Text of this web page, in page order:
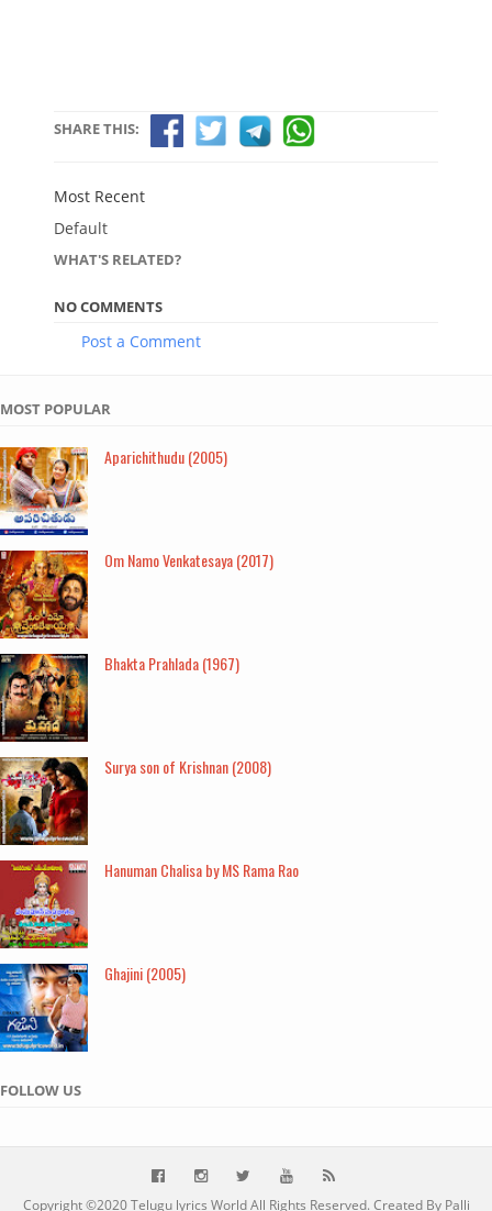
SHARE THIS:
Most Recent
Default
WHAT'S RELATED?
NO COMMENTS
Post a Comment
MOST POPULAR
Aparichithudu (2005)
Om Namo Venkatesaya (2017)
Bhakta Prahlada (1967)
Surya son of Krishnan (2008)
Hanuman Chalisa by MS Rama Rao
Ghajini (2005)
FOLLOW US
Copyright ©2020Telugu lyrics WorldAll Rights Reserved. Created By Palli